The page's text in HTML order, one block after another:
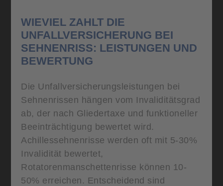
WIEVIEL ZAHLT DIE
UNFALLVERSICHERUNG BEI
SEHNENRISS: LEISTUNGEN UND
BEWERTUNG
Die Unfallversicherungsleistungen bei
Sehnenrissen hängen vom Invaliditätsgrad
ab, der nach Gliedertaxe und funktioneller
Beeinträchtigung bewertet wird.
Achillessehnenrisse werden oft mit 5-30%
Invalidität bewertet,
Rotatorenmanschettenrisse können 10-
50% erreichen. Entscheidend sind